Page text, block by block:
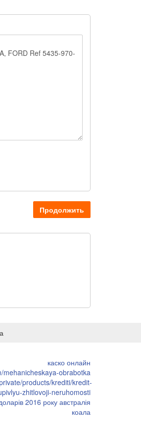
Продолжить
каско онлайн
mehanicheskaya-obrabotka
products/krediti/kredit-
zhitlovoji-neruhomosti
2016 року австралія
коала